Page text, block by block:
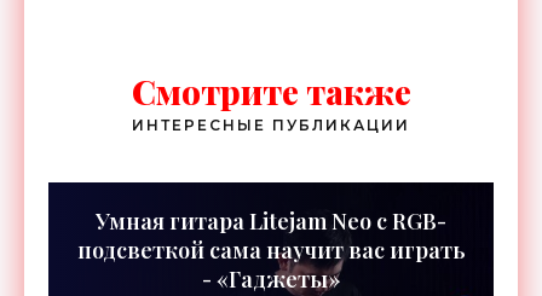
Смотрите также
ИНТЕРЕСНЫЕ ПУБЛИКАЦИИ
Умная гитара Litejam Neo с RGB-
подсветкой сама научит вас играть
- «Гаджеты»